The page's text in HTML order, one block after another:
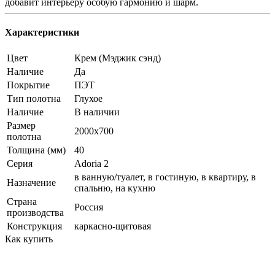
Характеристики
Цвет
Крем (Мэджик сэнд)
Наличие
Да
Покрытие
ПЭТ
Тип полотна
Глухое
Наличие
В наличии
Размер
полотна
2000x700
Толщина (мм)
40
Серия
Adoria 2
Назначение
в ванную/туалет, в гостиную, в квартиру, в
спальню, на кухню
Страна
производства
Россия
Конструкция
каркасно-щитовая
Как купить